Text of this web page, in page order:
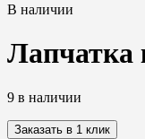
В наличии
Лапчатка
9 в наличии
Заказать в 1 клик